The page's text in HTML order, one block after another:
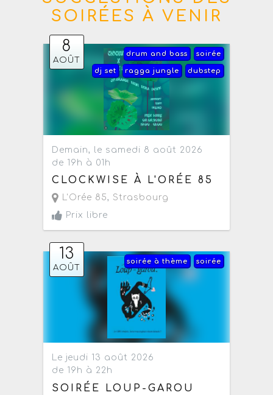
SOIRÉES À VENIR
8
AOÛT
soirée
drum and bass
dubstep
ragga jungle
dj set
Demain, le samedi 8 août 2026
de 19h à 01h
CLOCKWISE À L'ORÉE 85
L'Orée 85, Strasbourg
Prix libre
13
AOÛT
soirée
soirée à thème
Le jeudi 13 août 2026
de 19h à 22h
SOIRÉE LOUP-GAROU